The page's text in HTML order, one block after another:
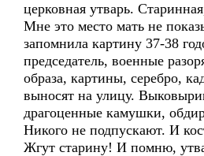
церковная утварь.
Мне это место мать не
запомнила картину 37-38
председатель, военные
образа, картины, серебро,
выносят на улицу.
драгоценные камушки,
Никого не подпускают. И
Жгут старину! И помню,